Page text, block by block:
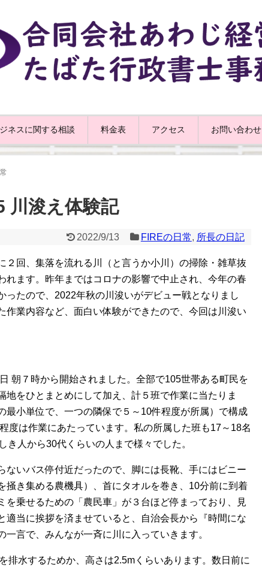
ネスに関する相談 料金表 アクセス お問い合わせ
川浚え体験記
2022/9/13 FIREの日常, 所長の日記
２回、集落を流れる川（と言うか小川）の掃除・雑草抜
れます。昨年まではコロナの影響で中止され、今年の春
ったので、2022年秋の川浚いがデビュー戦となりまし
作業内容など、面白い体験ができたので、今回は川浚い
朝７時から開始されました。全部で105世帯ある町民を
地をひとまとめにして加え、計５班で作業に当たりま
最小単位で、一つの隣保で５～10件程度が所属）で構成
度は作業にあたっています。私の所属した班も17～18名
人から30代くらいの人まで様々でした。
ないバス停付近だったので、脚には長靴、手にはビニー
掻き集める農機具）、首にタオルを巻き、10分前に到着
を乗せるための「農民車」が３台ほど停まっており、見
適当に挨拶を済ませていると、自治会長から『時間にな
言で、みんなが一斉に川に入っていきます。
排水するためか、高さは2.5mくらいあります。数日前に